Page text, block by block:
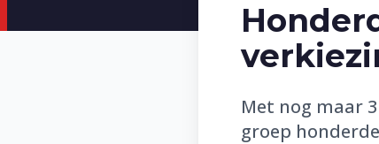
Met nog maar
groep